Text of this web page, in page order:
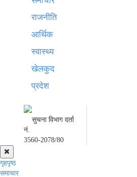
राजनीति
आर्थिक
स्वास्थ्य
खेलकुद
प्रदेश
सुचना विभाग दर्ता
नं.
3560-2078/80
गृहपृष्ठ
समाचार